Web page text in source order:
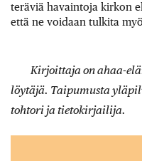
teräviä havaintoja kirkon
että ne voidaan tulkita
Kirjoittaja on ahaa-
löytäjä. Taipumusta
tohtori ja tietokirjailija.